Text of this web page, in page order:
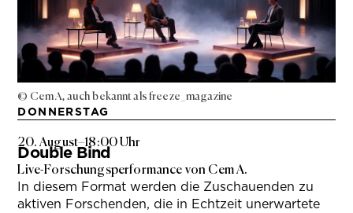
© Cem A, auch bekannt als freeze_magazine
DONNERSTAG
20. August–18:00 Uhr
Double Bind
Live-Forschungsperformance von Cem A.
In diesem Format werden die Zuschauenden zu
aktiven Forschenden, die in Echtzeit unerwartete